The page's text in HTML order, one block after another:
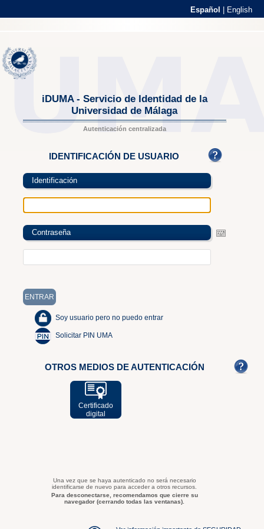
Español English
iDUMA - Servicio de Identidad de la
Universidad de Málaga
Autenticación centralizada
IDENTIFICACIÓN DE USUARIO
Identificación
Contraseña
Soy usuario pero no puedo entrar
Solicitar PIN UMA
OTROS MEDIOS DE AUTENTICACIÓN
Certificado
digital
Una vez que se haya autenticado no será necesario
identificarse de nuevo para acceder a otros recursos.
Para desconectarse, recomendamos que cierre su
navegador (cerrando todas las ventanas).